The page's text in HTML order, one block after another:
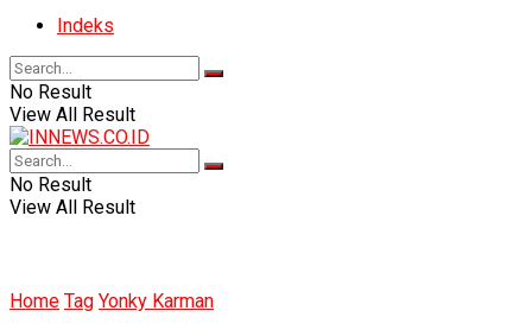
Indeks
No Result
View All Result
No Result
View All Result
Home Tag Yonky Karman